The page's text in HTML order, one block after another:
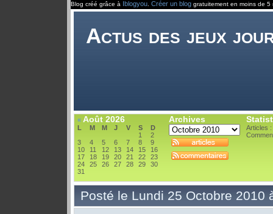
Blog créé grâce à Iblogyou Créer un blog gratuitement en moins de 5
Actus des jeux
« Août 2026
L M M J V S
D
1
2
3
4 5 6 7 8
9
10
11 12 13 14 15
16
17
18 19 20 21 22
23
24
25 26 27 28 29
30
31
Archives
Articles :
Posté le Lundi 25 Octobre 2010